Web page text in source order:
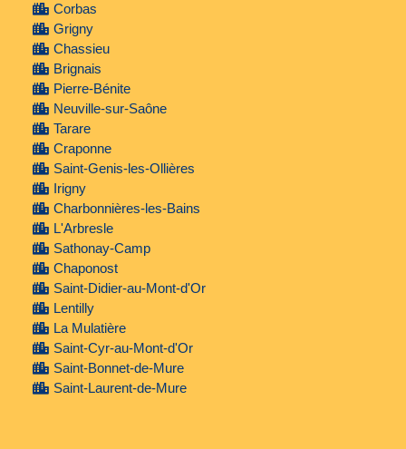
Corbas
Grigny
Chassieu
Brignais
Pierre-Bénite
Neuville-sur-Saône
Tarare
Craponne
Saint-Genis-les-Ollières
Irigny
Charbonnières-les-Bains
L'Arbresle
Sathonay-Camp
Chaponost
Saint-Didier-au-Mont-d'Or
Lentilly
La Mulatière
Saint-Cyr-au-Mont-d'Or
Saint-Bonnet-de-Mure
Saint-Laurent-de-Mure